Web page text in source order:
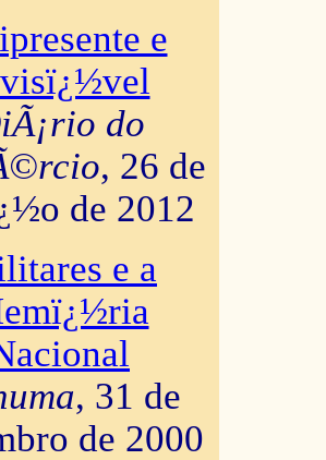
e
do
, 26 de
de 2012
e a
, 31 de
de 2000